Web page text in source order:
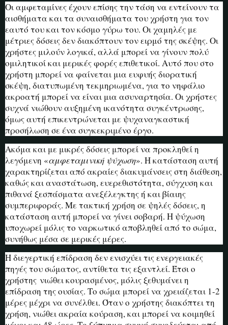
Οι αμφεταμίνες έχουν επίσης την τάση να εντείνουν τα
αισθήματα και τα συναισθήματα του χρήστη για τον
εαυτό του και τον κόσμο γύρω του. Οι χαμηλές με
μέτριες δόσεις δεν διακόπτουν τον ειρμό της σκέψης. Οι
χρήστες μιλούν λογικά, αλλά μπορεί να γίνουν πολύ
ομιλητικοί και μερικές φορές επιθετικοί. Αυτό που στο
χρήστη μπορεί να φαίνεται μια ευφυής διορατική
σκέψη, διατυπωμένη τεκμηριωμένα, για το νηφάλιο
ακροατή μπορεί να είναι μια ασυναρτησία. Οι χρήστες
συχνά νιώθουν αυξημένη ικανότητα συγκέντρωσης,
όμως αυτή επικεντρώνεται με ψυχαναγκαστική
προσήλωση σε ένα συγκεκριμένο έργο.
Ακόμα και με μικρές δόσεις μπορεί να προκληθεί η
λεγόμενη «αμφεταμινική ψύχωση». Η κατάσταση αυτή
χαρακτηρίζεται από ακραίες διακυμάνσεις στη διάθεση,
καθώς και αναστάτωση, ευερεθιστότητα, σύγχυση και
πιθανά ξεσπάσματα ανεξέλεγκτης ή και βίαιης
συμπεριφοράς. Με τακτική χρήση σε ψηλές δόσεις, η
κατάσταση αυτή μπορεί να γίνει σοβαρή. Η ψύχωση
υποχωρεί μόλις το ναρκωτικό αποβληθεί από το σώμα,
συνήθως μέσα σε μερικές μέρες.
Η διεγερτική επίδραση δεν ενισχύει τις ενεργειακές
πηγές του σώματος, αντίθετα τις εξαντλεί. Έτσι ο
χρήστης νιώθει κουρασμένος, μόλις ξεθυμάνει η
επίδραση της ουσίας. Το σώμα μπορεί να χρειάζεται 1-2
μέρες μέχρι να συνέλθει. Όταν ο χρήστης διακόπτει τη
χρήση, νιώθει ακραία κούραση, και μπορεί να κοιμηθεί